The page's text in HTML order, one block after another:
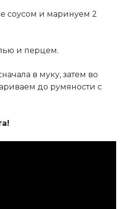
соусом и маринуем 2
и перцем.
в муку, затем во
до румяности с